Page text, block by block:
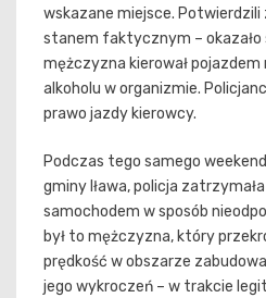
wskazane miejsce. Potwierdzili
stanem faktycznym – okazało
mężczyzna kierował
alkoholu w organizmie.
prawo jazdy kierowcy.
Podczas tego samego
gminy Iława, policja
samochodem w sposób
był to mężczyzna, który
prędkość w obszarze
jego wykroczeń – w trakcie